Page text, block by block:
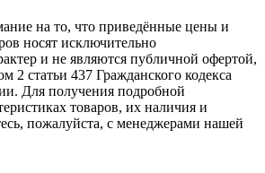
на то, что приведённые цены и
носят исключительно
и не являются публичной офертой,
2 статьи 437 Гражданского кодекса
Для получения подробной
товаров, их наличия и
пожалуйста, с менеджерами нашей